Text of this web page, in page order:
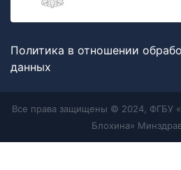
Политика в отношении
данных
Все права защищены © 2024, ФГБУ
Блохина»